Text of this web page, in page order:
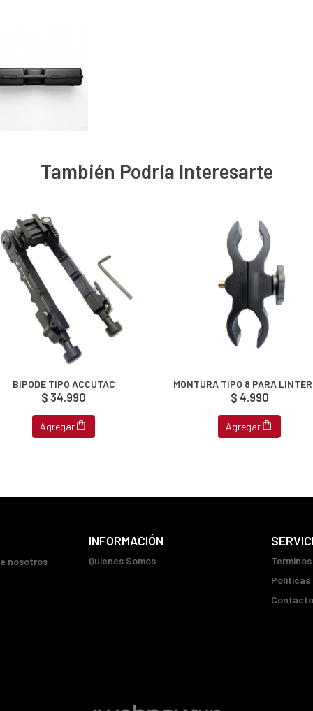
También Podría Interesarte
BIPODE TIPO ACCUTAC
$ 34.990
Agregar
MONTURA TIPO 8 PARA
$ 4.990
Agregar
nosotros
INFORMACIÓN
Quienes Somos
Políticas